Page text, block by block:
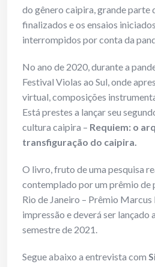
do gênero caipira, grande parte
finalizados e os ensaios
interrompidos por conta da
No ano de 2020, durante a
Festival Violas ao Sul, onde
virtual, composições
Está prestes a lançar seu
cultura caipira – Requiem: o
transfiguração do caipira.
O livro, fruto de uma pesquisa
contemplado por um prêmio de
Rio de Janeiro – Prêmio Marcus
impressão e deverá ser lançado
semestre de 2021.
Segue abaixo a entrevista com